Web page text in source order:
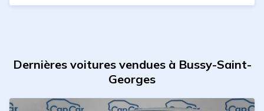
Dernières voitures vendues à Bussy-Saint-
Georges